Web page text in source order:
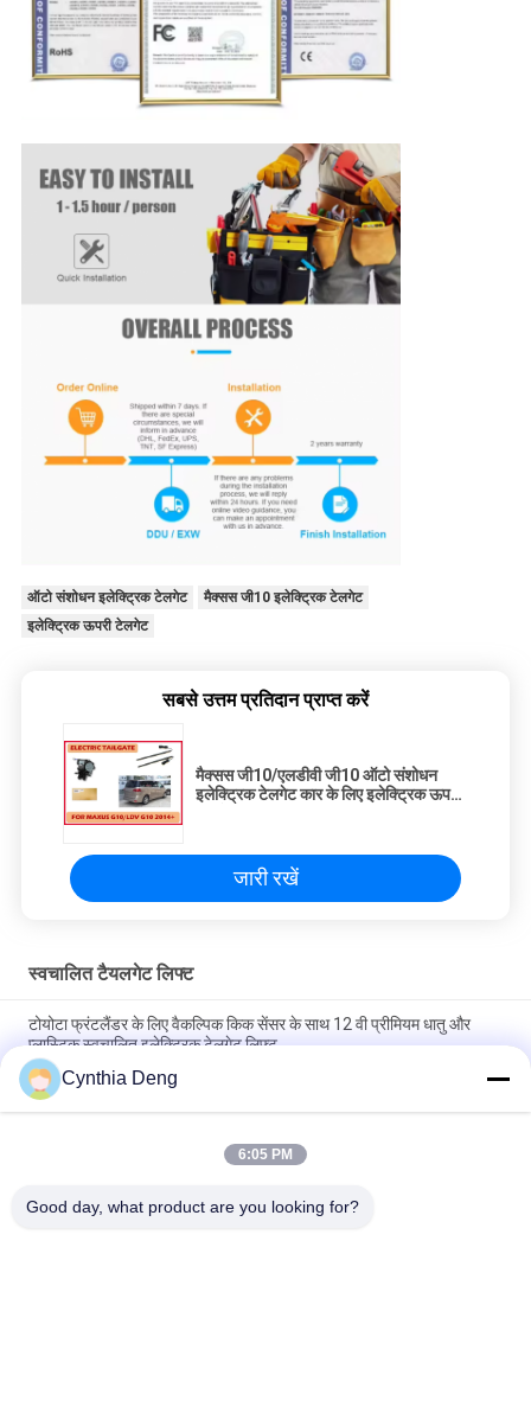
ऑटो संशोधन इलेक्ट्रिक टेलगेट
मैक्सस जी10 इलेक्ट्रिक टेलगेट
इलेक्ट्रिक ऊपरी टेलगेट
सबसे उत्तम प्रतिदान प्राप्त करें
मैक्सस जी10/एलडीवी जी10 ऑटो संशोधन
इलेक्ट्रिक टेलगेट कार के लिए इलेक्ट्रिक ऊपरी
जारी रखें
स्वचालित टैयलगेट लिफ्ट
टोयोटा फ्रंटलैंडर के लिए वैकल्पिक किक सेंसर के साथ 12 वी प्रीमियम धातु और
प्लास्टिक स्वचालित इलेक्ट्रिक टेलगेट लिफ्ट
अपग्रेड कार ट्रंक पावर लिफ्टगेट ऑटो ट्रंक के लिए टोयोटा टाउन ऐस / लिटेस कार
के लिए सुविधाजनक
टोयोटा BZ4X ऊंचाई स्मृति बहु समारोह के लिए स्वचालित पावर टेलगेट रिट्रोफिट
Cynthia Deng
6:05 PM
Good day, what product are you looking for?